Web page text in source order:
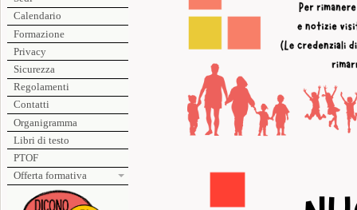
Calendario
Formazione
Privacy
Sicurezza
Regolamenti
Contatti
Organigramma
Libri di testo
PTOF
Offerta formativa